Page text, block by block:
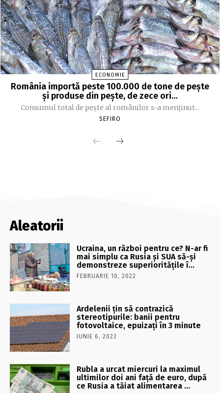
ECONOMIE
România importă peste 100.000 de tone de peşte
şi produse din peşte, de zece ori…
Consumul total de peşte al ro­mâ­nilor s-a menţinut...
SEFIRO
Aleatorii
Ucraina, un război pentru ce? N-ar fi
mai simplu ca Rusia şi SUA să-şi
demonstreze superiorităţile î…
FEBRUARIE 10, 2022
Ardelenii țin să contrazică
stereotipurile: banii pentru
fotovoltaice, epuizați în 3 minute
IUNIE 6, 2023
Rubla a urcat miercuri la maximul
ultimilor doi ani faţă de euro, după
ce Rusia a tăiat alimentarea …